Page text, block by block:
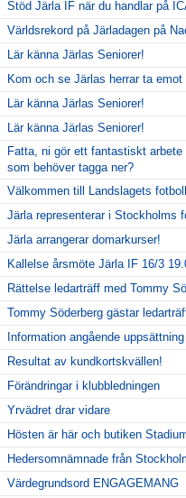
Stöd Järla IF när du handlar på
Världsrekord på Järladagen på
Lär känna Järlas Seniorer!
Kom och se Järlas herrar ta emot
Lär känna Järlas Seniorer!
Lär känna Järlas Seniorer!
Fatta, ni gör ett fantastiskt arbete
som behöver tagga ner?
Välkommen till Landslagets
Järla representerar i Stockholms
Järla arrangerar domarkurser!
Kallelse årsmöte Järla IF 16/3
Rättelse ledarträff med Tommy
Tommy Söderberg gästar
Information angående
Resultat av kundkortskvällen!
Förändringar i klubbledningen
Yrvädret drar vidare
Hösten är här och butiken
Hedersomnämnade från
Värdegrundsord ENGAGEMANG